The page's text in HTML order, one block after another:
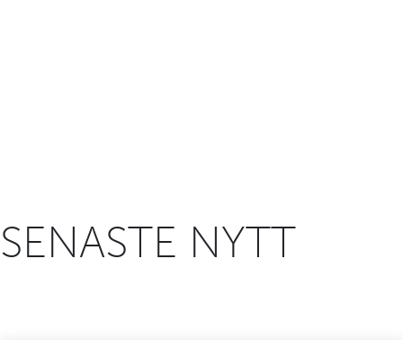
SENASTE NYTT